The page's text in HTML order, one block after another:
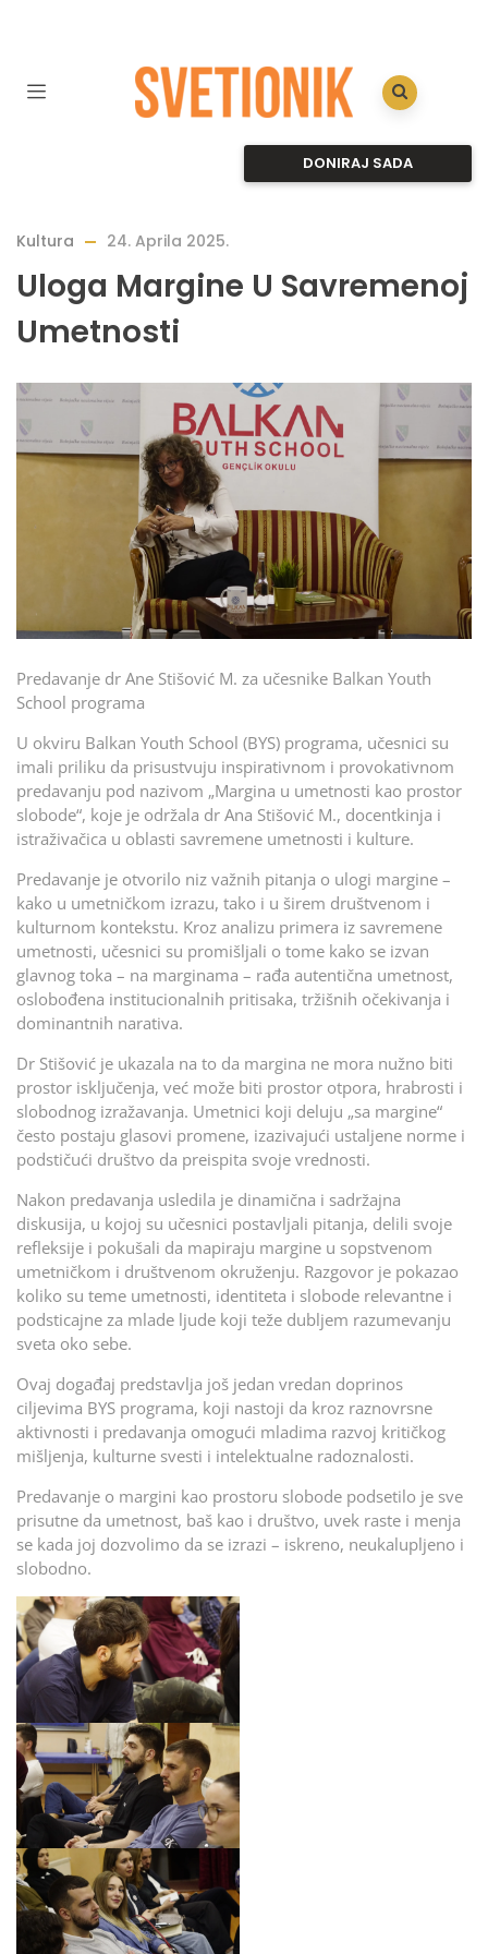
DONIRAJ SADA
Kultura 24. Aprila 2025.
Uloga Margine U Savremenoj
Umetnosti
Predavanje dr Ane Stišović M. za učesnike Balkan Youth
School programa
U okviru Balkan Youth School (BYS) programa, učesnici su
imali priliku da prisustvuju inspirativnom i provokativnom
predavanju pod nazivom „Margina u umetnosti kao prostor
slobode“, koje je održala dr Ana Stišović M., docentkinja i
istraživačica u oblasti savremene umetnosti i kulture.
Predavanje je otvorilo niz važnih pitanja o ulogi margine –
kako u umetničkom izrazu, tako i u širem društvenom i
kulturnom kontekstu. Kroz analizu primera iz savremene
umetnosti, učesnici su promišljali o tome kako se izvan
glavnog toka – na marginama – rađa autentična umetnost,
oslobođena institucionalnih pritisaka, tržišnih očekivanja i
dominantnih narativa.
Dr Stišović je ukazala na to da margina ne mora nužno biti
prostor isključenja, već može biti prostor otpora, hrabrosti i
slobodnog izražavanja. Umetnici koji deluju „sa margine“
često postaju glasovi promene, izazivajući ustaljene norme i
podstičući društvo da preispita svoje vrednosti.
Nakon predavanja usledila je dinamična i sadržajna
diskusija, u kojoj su učesnici postavljali pitanja, delili svoje
refleksije i pokušali da mapiraju margine u sopstvenom
umetničkom i društvenom okruženju. Razgovor je pokazao
koliko su teme umetnosti, identiteta i slobode relevantne i
podsticajne za mlade ljude koji teže dubljem razumevanju
sveta oko sebe.
Ovaj događaj predstavlja još jedan vredan doprinos
ciljevima BYS programa, koji nastoji da kroz raznovrsne
aktivnosti i predavanja omogući mladima razvoj kritičkog
mišljenja, kulturne svesti i intelektualne radoznalosti.
Predavanje o margini kao prostoru slobode podsetilo je sve
prisutne da umetnost, baš kao i društvo, uvek raste i menja
se kada joj dozvolimo da se izrazi – iskreno, neukalupljeno i
slobodno.